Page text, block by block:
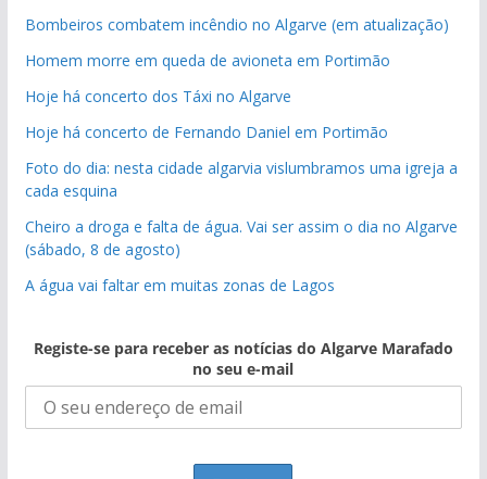
Bombeiros combatem incêndio no Algarve (em atualização)
Homem morre em queda de avioneta em Portimão
Hoje há concerto dos Táxi no Algarve
Hoje há concerto de Fernando Daniel em Portimão
Foto do dia: nesta cidade algarvia vislumbramos uma igreja a
cada esquina
Cheiro a droga e falta de água. Vai ser assim o dia no Algarve
(sábado, 8 de agosto)
A água vai faltar em muitas zonas de Lagos
Registe-se para receber as notícias do Algarve Marafado
no seu e-mail